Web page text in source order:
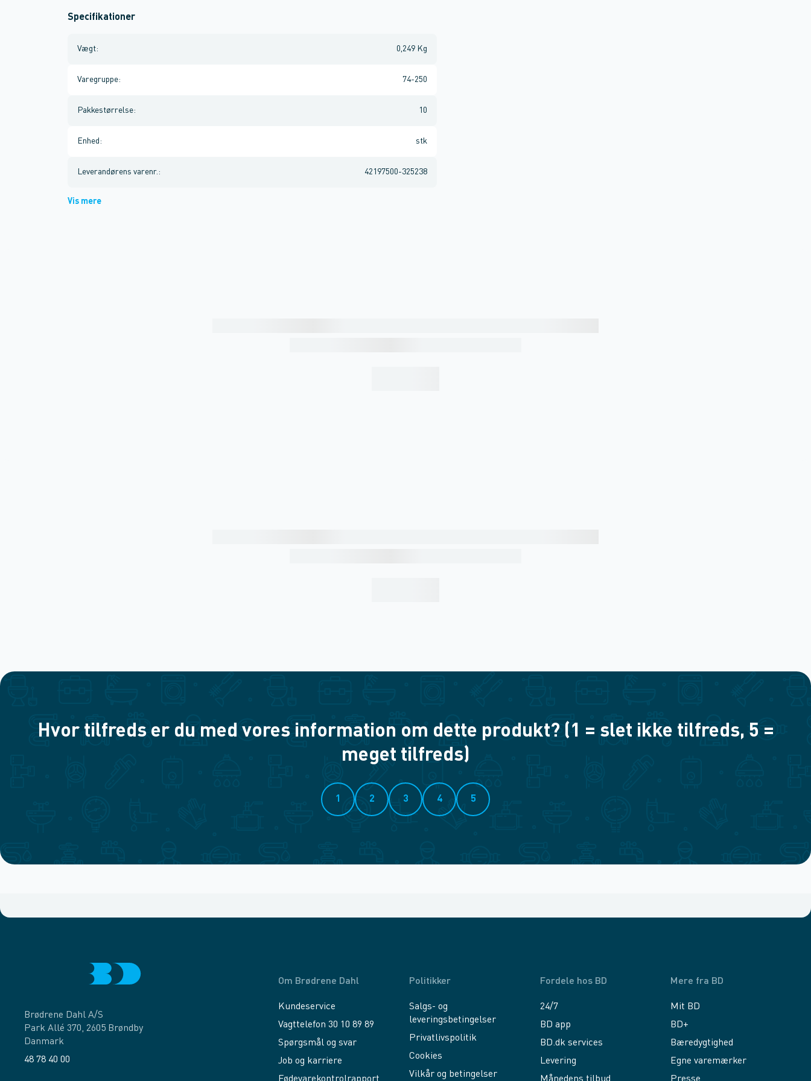
Specifikationer
Vægt: 0,249 Kg
Varegruppe: 74-250
Pakkestørrelse: 10
Enhed : stk
Leverandørens varenr. : 42197500-325238
Vis mere
Hvor tilfreds er du med vores information om dette produkt? (1 = slet ikke tilfreds, 5 =
meget tilfreds)
1 2 3 4 5
Brødrene Dahl A/S
Park Allé 370, 2605 Brøndby
Danmark
48 78 40 00
Om Brødrene Dahl
Kundeservice
Vagttelefon 30 10 89 89
Spørgsmål og svar
Job og karriere
Politikker
Salgs- og
leveringsbetingelser
Privatlivspolitik
Cookies
Vilkår og betingelser
Fordele hos BD
24/7
BD app
BD.dk services
Levering
Mere fra BD
Mit BD
BD+
Bæredygtighed
Egne varemærker